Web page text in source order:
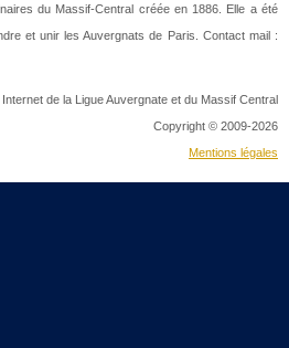
du Massif-Central créée en 1886. Elle a été
et unir les Auvergnats de Paris. Contact mail :
Internet de la Ligue Auvergnate et du Massif Central
Copyright © 2009-2026
Mentions légales